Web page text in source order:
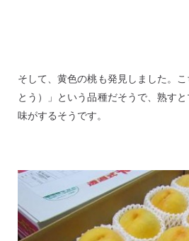
そして、黄色の桃も発見しました。
とう）」という品種だそうで、熟す
味がするそうです。